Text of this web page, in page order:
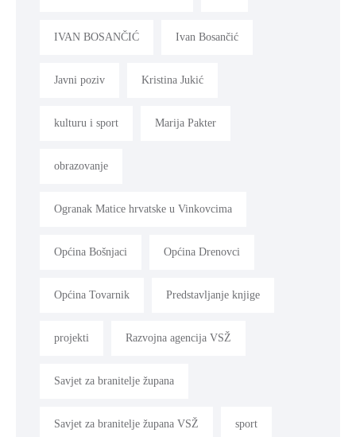
IVAN BOSANČIĆ Ivan Bosančić
Javni poziv Kristina Jukić
kulturu i sport Marija Pakter
obrazovanje
Ogranak Matice hrvatske u Vinkovcima
Općina Bošnjaci Općina Drenovci
Općina Tovarnik Predstavljanje knjige
projekti Razvojna agencija VSŽ
Savjet za branitelje župana
Savjet za branitelje župana VSŽ sport